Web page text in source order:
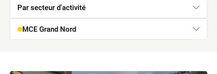
Par secteur d'activité
MCE Grand Nord